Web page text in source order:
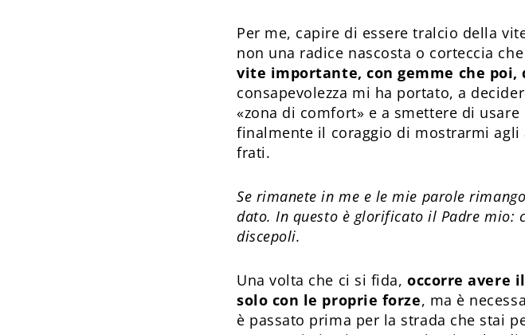
Per me, capire di essere tralcio della
non una radice nascosta o corteccia
vite importante, con gemme che
consapevolezza mi ha portato, a
«zona di comfort» e a smettere di
finalmente il coraggio di mostrarmi
frati.
Se rimanete in me e le mie parole
dato. In questo è glorificato il Padre
discepoli.
Una volta che ci si fida,occorre avere
solo con le proprie forze, ma è
è passato prima per la strada che stai